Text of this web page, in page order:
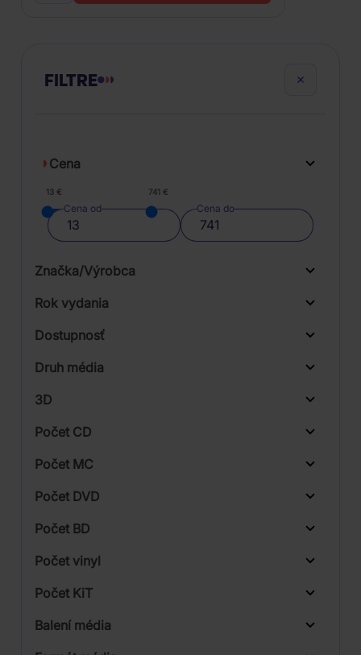
FILTRE
Cena
13 € 741 €
Cena od Cena do
Značka/Výrobca
Rok vydania
Od
Dostupnosť
Druh média
3D
Počet CD
Počet MC
Počet DVD
Počet BD
Počet vinyl
Počet KiT
Balení média